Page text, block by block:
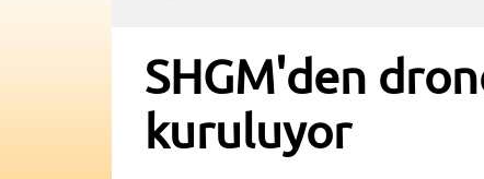
SHGM'den
kuruluyor